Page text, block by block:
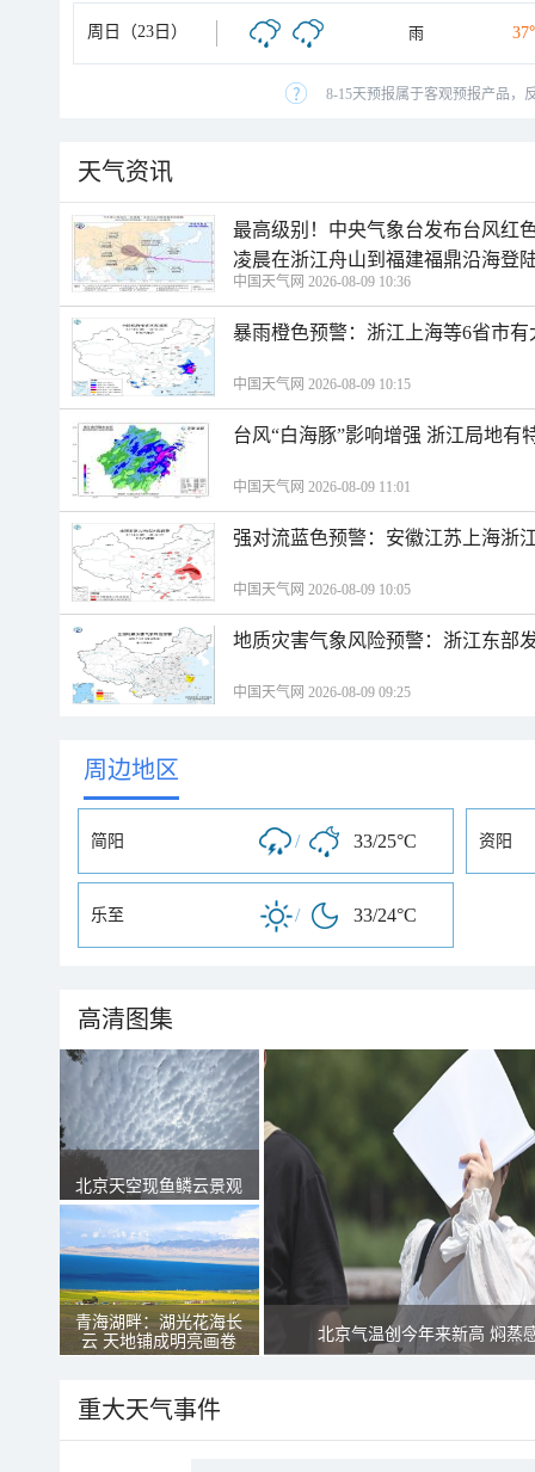
周日（23日） 雨
8-15天预报属于客观预报产品，
天气资讯
最高级别！中央气象台发布台风红
凌晨在浙江舟山到福建福鼎沿海登
中国天气网 2026-08-09 10:36
暴雨橙色预警：浙江上海等6省市
中国天气网 2026-08-09 10:15
台风“白海豚”影响增强 浙江局地有
中国天气网 2026-08-09 11:01
强对流蓝色预警：安徽江苏上海浙
中国天气网 2026-08-09 10:05
地质灾害气象风险预警：浙江东部
中国天气网 2026-08-09 09:25
周边地区
简阳 / 33/25°C 资阳
乐至 / 33/24°C
高清图集
北京天空现鱼鳞云景观
青海湖畔：湖光花海长
云 天地铺成明亮画卷
北京气温创今年来新高 焖蒸
重大天气事件